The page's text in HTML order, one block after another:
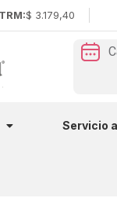
TRM:$ 3.179,40
Servicio